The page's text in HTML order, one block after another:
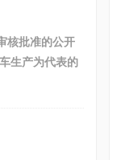
核批准的公开
生产为代表的